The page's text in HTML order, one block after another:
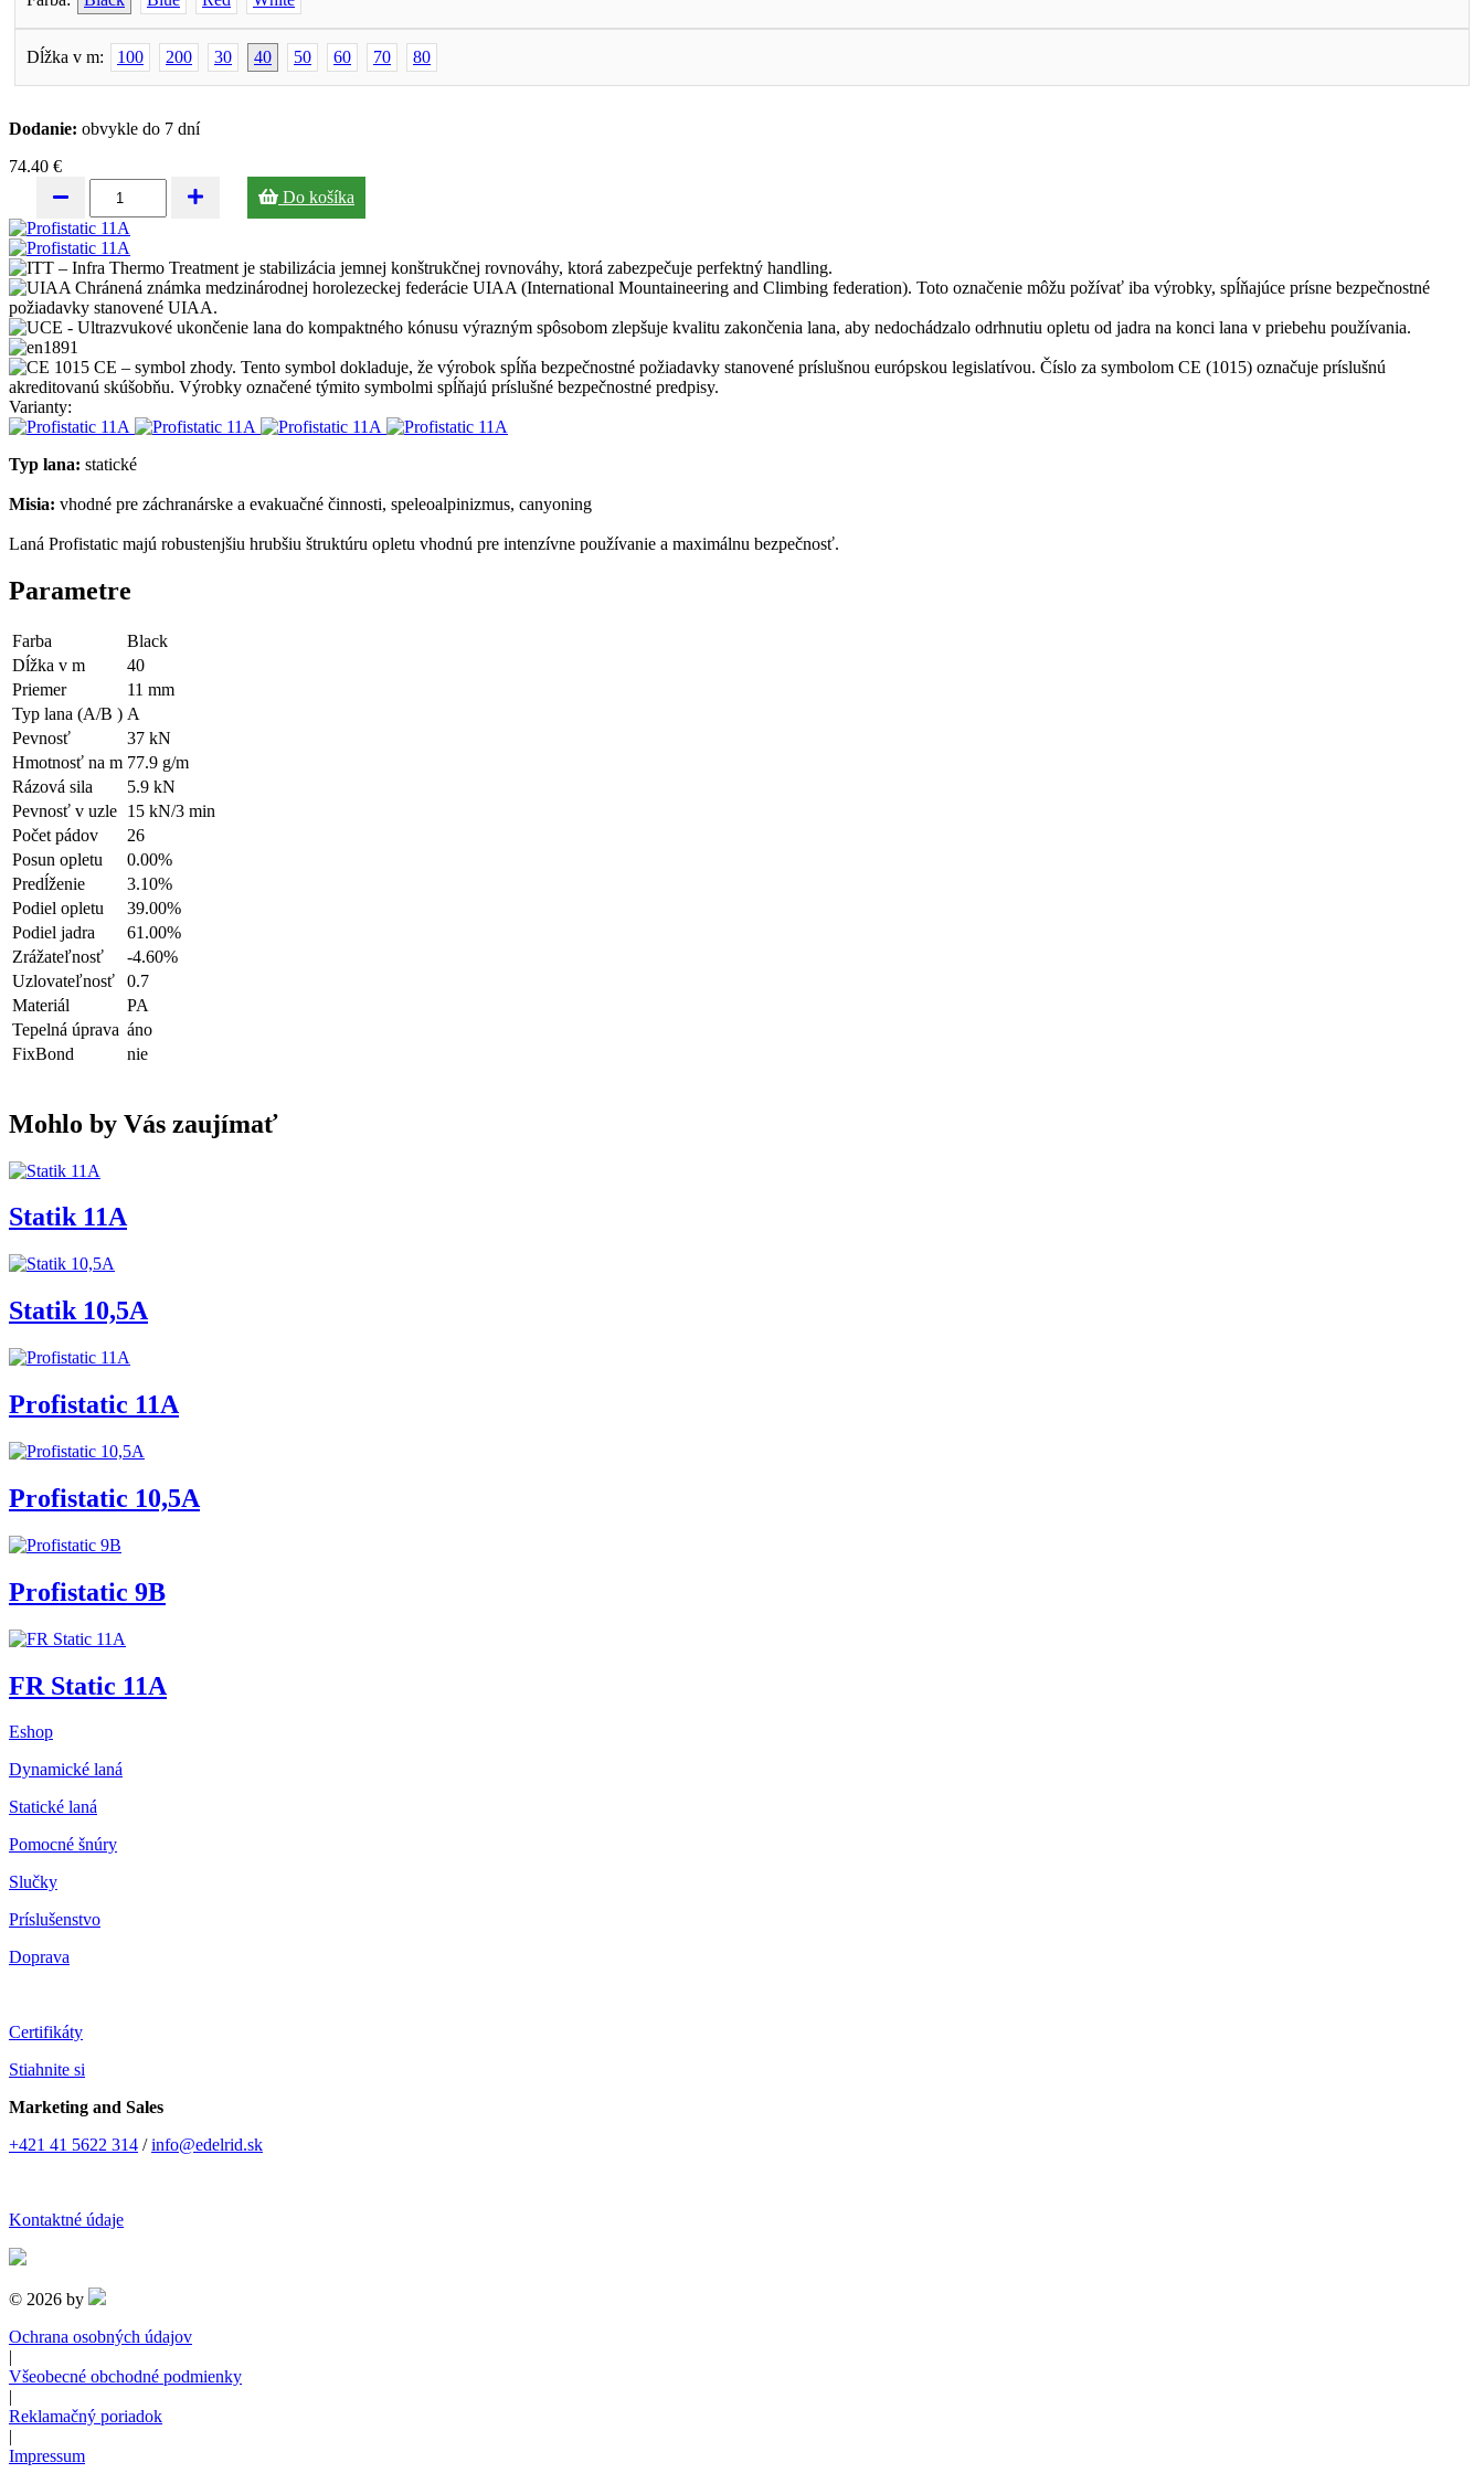
Dĺžka v m: 100 200 30 40 50 60 70 80
Dodanie: obvykle do 7 dní
74.40 €
Do košíka
Varianty:
Typ lana: statické
Misia: vhodné pre záchranárske a evakuačné činnosti, speleoalpinizmus, canyoning
Laná Profistatic majú robustenjšiu hrubšiu štruktúru opletu vhodnú pre intenzívne používanie a maximálnu bezpečnosť.
Parametre
Farba
Black
Dĺžka v m
40
Priemer
11 mm
Typ lana (A/B ) A
Pevnosť
37 kN
Hmotnosť na m 77.9 g/m
Rázová sila
5.9 kN
Pevnosť v uzle 15 kN/3 min
Počet pádov
26
Posun opletu
0.00%
Predĺženie
3.10%
Podiel opletu
39.00%
Podiel jadra
61.00%
Zrážateľnosť
-4.60%
Uzlovateľnosť
0.7
Materiál
PA
Tepelná úprava áno
FixBond
nie
Mohlo by Vás zaujímať
Statik 11A
Statik 10,5A
Profistatic 11A
Profistatic 10,5A
Profistatic 9B
FR Static 11A
Eshop
Dynamické laná
Statické laná
Pomocné šnúry
Slučky
Príslušenstvo
Doprava
Certifikáty
Stiahnite si
Marketing and Sales
+421 41 5622 314 /info@edelrid.sk
Kontaktné údaje
© 2026 by
Ochrana osobných údajov
|
Všeobecné obchodné podmienky
|
Reklamačný poriadok
|
Impressum